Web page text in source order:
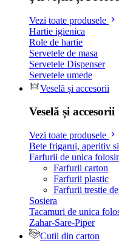
Vezi toate produsele
Hartie igienica
Role de hartie
Servetele de masa
Servetele Dispenser
Servetele umede
Veselă și accesorii
Veselă și accesorii
Vezi toate produsele
Bete frigarui, aperitiv
Farfurii de unica
Farfurii carton
Farfurii plastic
Farfurii trestie
Sosiera
Tacamuri de unica
Zahar-Sare-Piper
Cutii din carton